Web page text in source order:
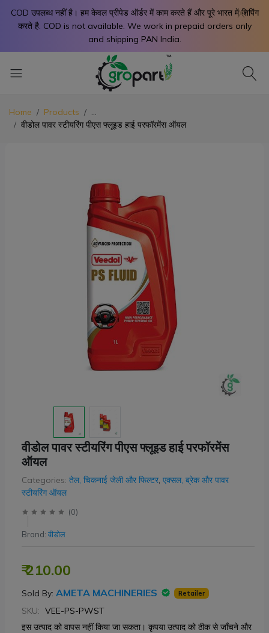
COD उपलब्ध नहीं है। हम केवल प्रीपेड ऑर्डर में काम करते हैं और पूरे भारत में शिपिंग
करते है. COD is not available. We work in prepaid orders only
and shipping PAN India.
X
Home Products
...
वीडोल पावर स्टीयरिंग पीएस फ्लूइड हाई परफॉरमेंस ऑयल
वीडोल पावर स्टीयरिंग पीएस फ्लूइड हाई परफॉरमेंस
ऑयल
Categories: तेल, चिकनाई जेली और फिल्टर, एक्सल, ब्रेक और पावर
स्टीयरिंग ऑयल
(0)
Brand: वीडोल
₹ 210.00
Sold By: AMETA MACHINERIES Retailer
SKU: VEE-PS-PWST
इस उत्पाद को वापस नहीं किया जा सकता। कृपया उत्पाद को ठीक से जाँचने और